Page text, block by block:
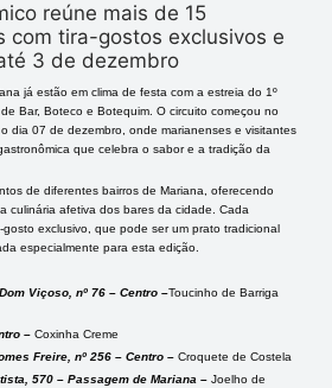
reúne mais de 15
com tira-gostos exclusivos e
3 de dezembro
já estão em clima de festa com a estreia do 1º
Bar, Boteco e Botequim. O circuito começou no
dia 07 de dezembro, onde marianenses e visitantes
que celebra o sabor e a tradição da
de diferentes bairros de Mariana, oferecendo
culinária afetiva dos bares da cidade. Cada
exclusivo, que pode ser um prato tradicional
especialmente para esta edição.
Viçoso, nº 76 – Centro –Toucinho de Barriga
– Coxinha Creme
Freire, nº 256 – Centro – Croquete de Costela
570 – Passagem de Mariana – Joelho de